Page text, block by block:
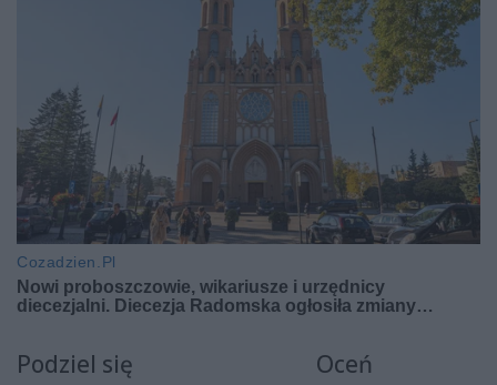
Podziel się Oceń